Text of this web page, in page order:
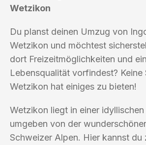
Wetzikon
Du planst deinen Umzug von
Wetzikon und möchtest
dort Freizeitmöglichkeiten und
Lebensqualität vorfindest? Keine
Wetzikon hat einiges zu bieten!
Wetzikon liegt in einer
umgeben von der
Schweizer Alpen. Hier kannst du